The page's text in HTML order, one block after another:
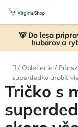
Prejsť
obsah
🐻 Do lesa
hubárov a
Domov
/ Oblečenie /
superdedko urobiť
Tričko s